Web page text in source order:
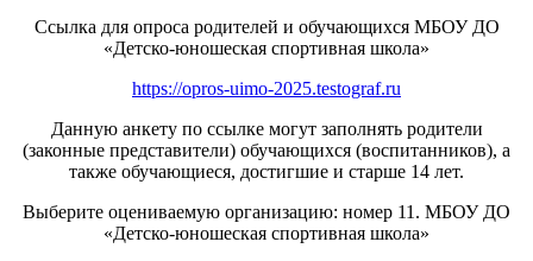
Ссылка для опроса родителей и обучающихся МБОУ ДО
«Детско-юношеская спортивная школа»
https://opros-uimo-2025.testograf.ru
Данную анкету по ссылке могут заполнять родители
(законные представители) обучающихся (воспитанников), а
также обучающиеся, достигшие и старше 14 лет.
Выберите оцениваемую организацию: номер 11. МБОУ ДО
«Детско-юношеская спортивная школа»